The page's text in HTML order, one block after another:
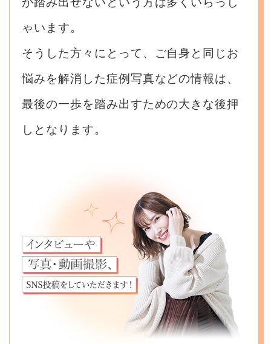
ゃいます。
そうした方々にとって、ご自身と同じお
悩みを解消した症例写真などの情報は、
最後の一歩を踏み出すための大きな後押
しとなります。